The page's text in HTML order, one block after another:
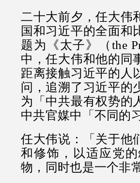
二十大前夕，任大伟
国和习近平的全面和
题为《太子》（the
中，任大伟和他的同
距离接触习近平的人
问，追溯了习近平的
为「中共最有权势的
中共官媒中「不同的
任大伟说：「关于他
和修饰，以适应党
物，同时也是一个非